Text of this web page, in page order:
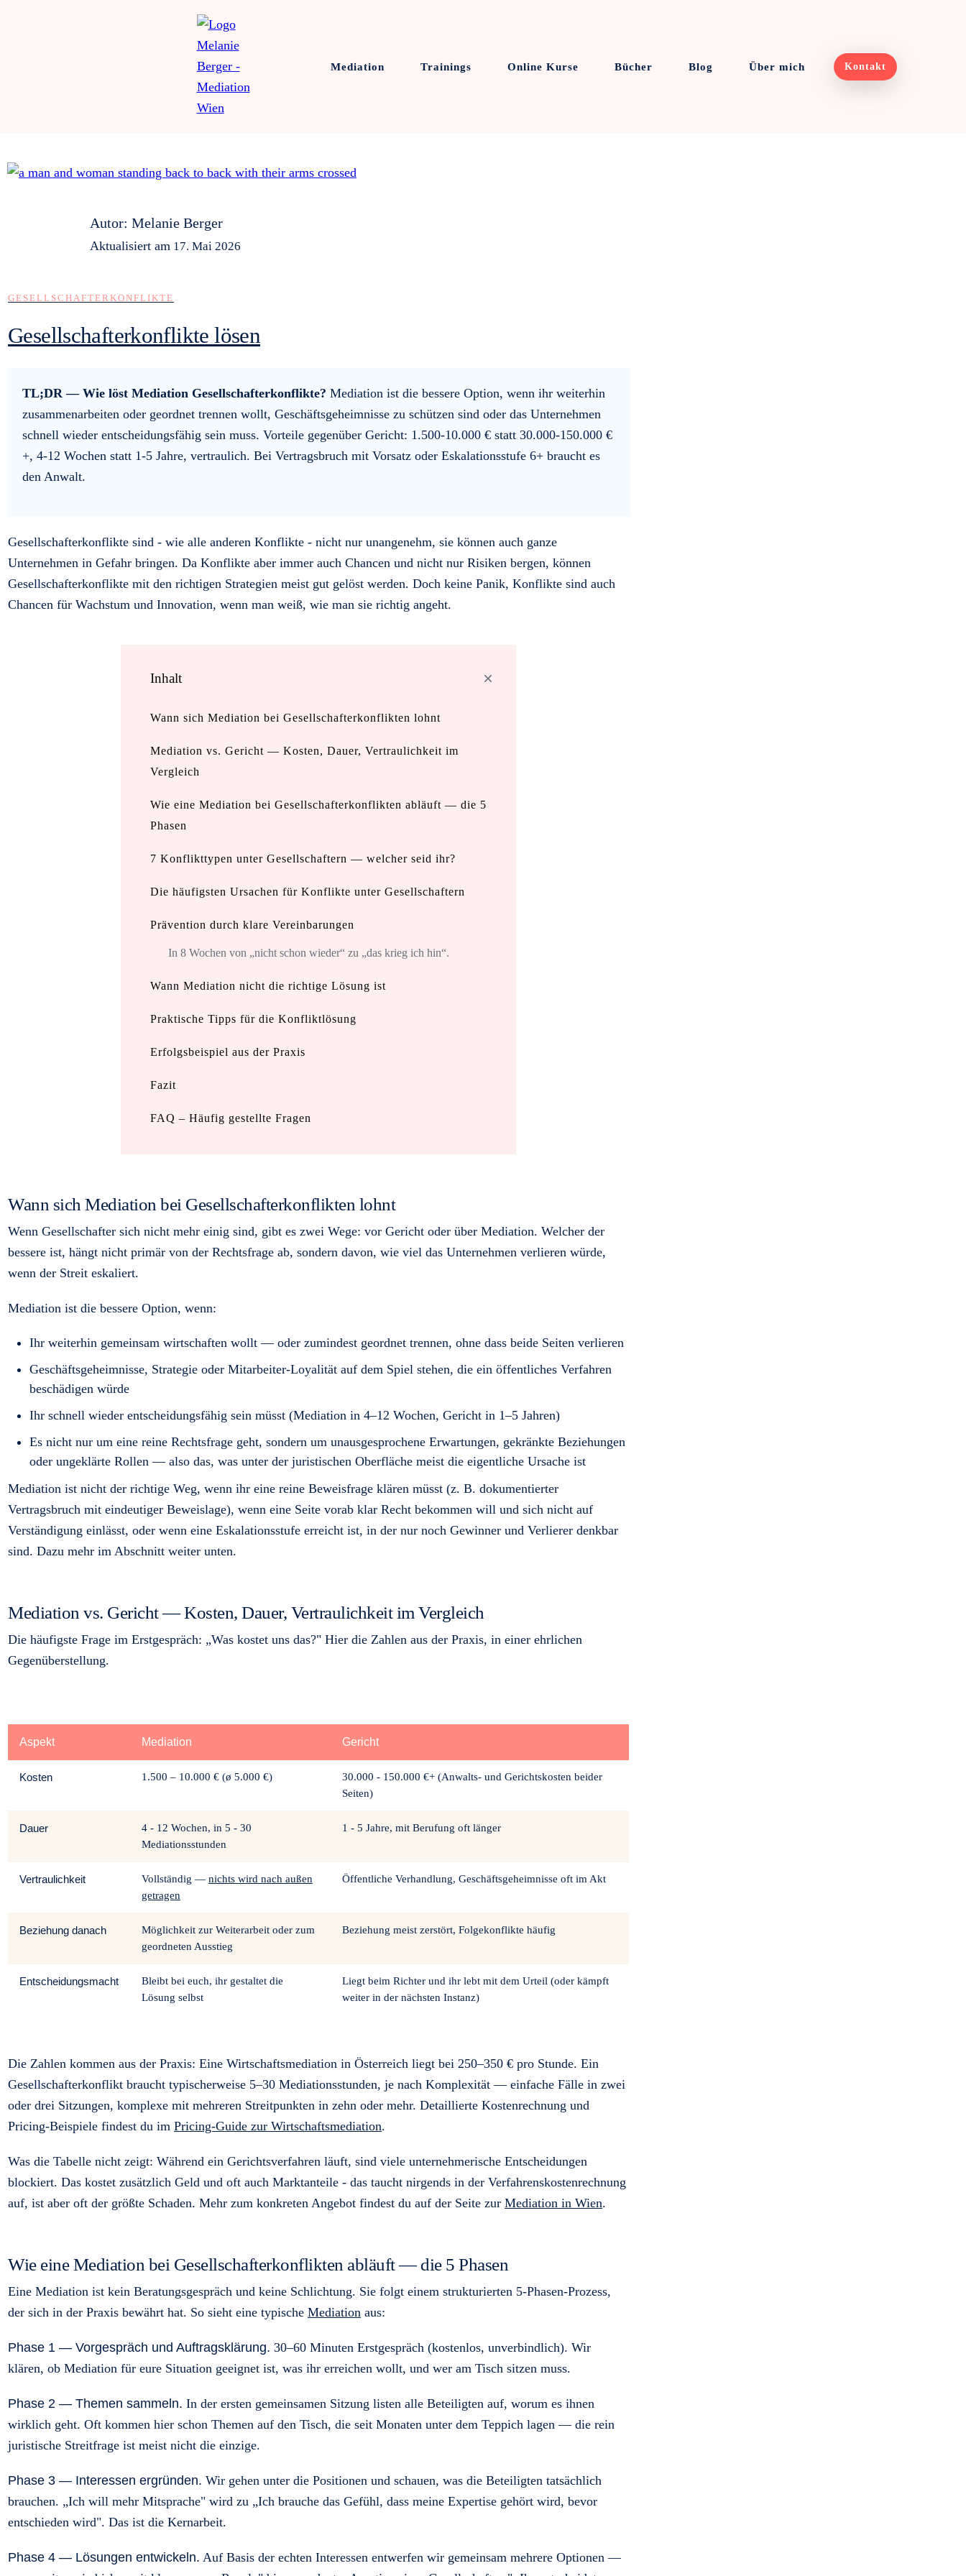
Mediation Trainings Online Kurse Bücher Blog Über mich Kontakt
Autor: Melanie Berger
Aktualisiert am17. Mai 2026
GESELLSCHAFTERKONFLIKTE
Gesellschafterkonflikte lösen
TL;DR — Wie löst Mediation Gesellschafterkonflikte? Mediation ist die bessere Option, wenn ihr weiterhin
zusammenarbeiten oder geordnet trennen wollt, Geschäftsgeheimnisse zu schützen sind oder das Unternehmen
schnell wieder entscheidungsfähig sein muss. Vorteile gegenüber Gericht: 1.500-10.000 € statt 30.000-150.000 €
+, 4-12 Wochen statt 1-5 Jahre, vertraulich. Bei Vertragsbruch mit Vorsatz oder Eskalationsstufe 6+ braucht es
den Anwalt.
Gesellschafterkonflikte sind - wie alle anderen Konflikte - nicht nur unangenehm, sie können auch ganze
Unternehmen in Gefahr bringen. Da Konflikte aber immer auch Chancen und nicht nur Risiken bergen, können
Gesellschafterkonflikte mit den richtigen Strategien meist gut gelöst werden. Doch keine Panik, Konflikte sind auch
Chancen für Wachstum und Innovation, wenn man weiß, wie man sie richtig angeht.
Inhalt
Wann sich Mediation bei Gesellschafterkonflikten lohnt
Mediation vs. Gericht — Kosten, Dauer, Vertraulichkeit im
Vergleich
Wie eine Mediation bei Gesellschafterkonflikten abläuft — die 5
Phasen
7 Konflikttypen unter Gesellschaftern — welcher seid ihr?
Die häufigsten Ursachen für Konflikte unter Gesellschaftern
Prävention durch klare Vereinbarungen
In 8 Wochen von „nicht schon wieder“ zu „das krieg ich hin“.
Wann Mediation nicht die richtige Lösung ist
Praktische Tipps für die Konfliktlösung
Erfolgsbeispiel aus der Praxis
Fazit
FAQ – Häufig gestellte Fragen
Wann sich Mediation bei Gesellschafterkonflikten lohnt
Wenn Gesellschafter sich nicht mehr einig sind, gibt es zwei Wege: vor Gericht oder über Mediation. Welcher der
bessere ist, hängt nicht primär von der Rechtsfrage ab, sondern davon, wie viel das Unternehmen verlieren würde,
wenn der Streit eskaliert.
Mediation ist die bessere Option, wenn:
Ihr weiterhin gemeinsam wirtschaften wollt — oder zumindest geordnet trennen, ohne dass beide Seiten verlieren
Geschäftsgeheimnisse, Strategie oder Mitarbeiter-Loyalität auf dem Spiel stehen, die ein öffentliches Verfahren
beschädigen würde
Ihr schnell wieder entscheidungsfähig sein müsst (Mediation in 4–12 Wochen, Gericht in 1–5 Jahren)
Es nicht nur um eine reine Rechtsfrage geht, sondern um unausgesprochene Erwartungen, gekränkte Beziehungen
oder ungeklärte Rollen — also das, was unter der juristischen Oberfläche meist die eigentliche Ursache ist
Mediation ist nicht der richtige Weg, wenn ihr eine reine Beweisfrage klären müsst (z. B. dokumentierter
Vertragsbruch mit eindeutiger Beweislage), wenn eine Seite vorab klar Recht bekommen will und sich nicht auf
Verständigung einlässt, oder wenn eine Eskalationsstufe erreicht ist, in der nur noch Gewinner und Verlierer denkbar
sind. Dazu mehr im Abschnitt weiter unten.
Mediation vs. Gericht — Kosten, Dauer, Vertraulichkeit im Vergleich
Die häufigste Frage im Erstgespräch: „Was kostet uns das?" Hier die Zahlen aus der Praxis, in einer ehrlichen
Gegenüberstellung.
Aspekt Mediation Gericht
Kosten 1.500 – 10.000 € (ø 5.000 €)
30.000 - 150.000 €+ (Anwalts- und Gerichtskosten beider
Seiten)
Dauer
4 - 12 Wochen, in 5 - 30
Mediationsstunden
1 - 5 Jahre, mit Berufung oft länger
Vertraulichkeit Vollständig — nichts wird nach außen
getragen
Öffentliche Verhandlung, Geschäftsgeheimnisse oft im Akt
Beziehung danach
Möglichkeit zur Weiterarbeit oder zum
geordneten Ausstieg
Beziehung meist zerstört, Folgekonflikte häufig
Entscheidungsmacht
Bleibt bei euch, ihr gestaltet die
Lösung selbst
Liegt beim Richter und ihr lebt mit dem Urteil (oder kämpft
weiter in der nächsten Instanz)
Die Zahlen kommen aus der Praxis: Eine Wirtschaftsmediation in Österreich liegt bei 250–350 € pro Stunde. Ein
Gesellschafterkonflikt braucht typischerweise 5–30 Mediationsstunden, je nach Komplexität — einfache Fälle in zwei
oder drei Sitzungen, komplexe mit mehreren Streitpunkten in zehn oder mehr. Detaillierte Kostenrechnung und
Pricing-Beispiele findest du im Pricing-Guide zur Wirtschaftsmediation.
Was die Tabelle nicht zeigt: Während ein Gerichtsverfahren läuft, sind viele unternehmerische Entscheidungen
blockiert. Das kostet zusätzlich Geld und oft auch Marktanteile - das taucht nirgends in der Verfahrenskostenrechnung
auf, ist aber oft der größte Schaden. Mehr zum konkreten Angebot findest du auf der Seite zur Mediation in Wien.
Wie eine Mediation bei Gesellschafterkonflikten abläuft — die 5 Phasen
Eine Mediation ist kein Beratungsgespräch und keine Schlichtung. Sie folgt einem strukturierten 5-Phasen-Prozess,
der sich in der Praxis bewährt hat. So sieht eine typische Mediation aus:
Phase 1 — Vorgespräch und Auftragsklärung. 30–60 Minuten Erstgespräch (kostenlos, unverbindlich). Wir
klären, ob Mediation für eure Situation geeignet ist, was ihr erreichen wollt, und wer am Tisch sitzen muss.
Phase 2 — Themen sammeln. In der ersten gemeinsamen Sitzung listen alle Beteiligten auf, worum es ihnen
wirklich geht. Oft kommen hier schon Themen auf den Tisch, die seit Monaten unter dem Teppich lagen — die rein
juristische Streitfrage ist meist nicht die einzige.
Phase 3 — Interessen ergründen. Wir gehen unter die Positionen und schauen, was die Beteiligten tatsächlich
brauchen. „Ich will mehr Mitsprache" wird zu „Ich brauche das Gefühl, dass meine Expertise gehört wird, bevor
entschieden wird". Das ist die Kernarbeit.
Phase 4 — Lösungen entwickeln. Auf Basis der echten Interessen entwerfen wir gemeinsam mehrere Optionen —